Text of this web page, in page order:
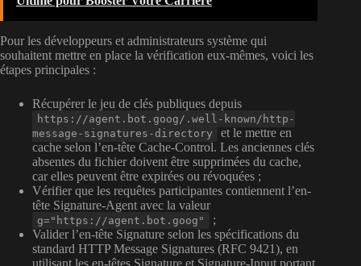
Pour les développeurs et administrateurs système qui
souhaitent mettre en place la vérification eux-mêmes, voici les
étapes principales :
Récupérer le jeu de clés publiques depuis
https://agent.bot.goog/.well-known/http-
message-signatures-directory
et le mettre en
cache selon l’en-tête Cache-Control. Les anciennes clés
absentes du fichier doivent être supprimées du cache,
car elles peuvent être expirées ou révoquées ;
Vérifier que les requêtes participantes contiennent l’en-
tête Signature-Agent avec la valeur
g="https://agent.bot.goog"
;
Valider l’en-tête Signature selon les spécifications du
standard HTTP Message Signatures (RFC 9421), en
utilisant les en-têtes Signature et Signature-Input portant